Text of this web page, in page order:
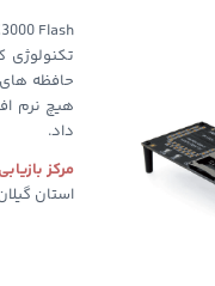
تکنولوژی
هیچ نرم
داد.
مرکز
استان